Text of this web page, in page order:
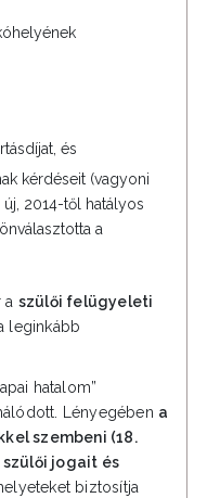
és
kérdéseit (vagyoni
2014-től hatályos
a
a szülői felügyeleti
leginkább
hatalom”
Lényegében a
szembeni (18.
jogait és
biztosítja